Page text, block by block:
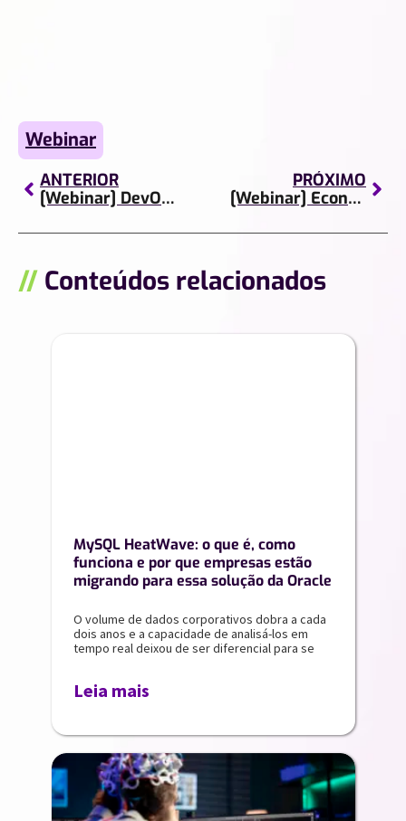
Webinar
ANTERIOR
[Webinar] DevOps Descomplica
PRÓXIMO
[Webinar] Economize na infraestrutura com Cloud Billing!
// Conteúdos relacionados
MySQL HeatWave: o que é, como
funciona e por que empresas estão
migrando para essa solução da Oracle
O volume de dados corporativos dobra a cada
dois anos e a capacidade de analisá-los em
tempo real deixou de ser diferencial para se
Leia mais